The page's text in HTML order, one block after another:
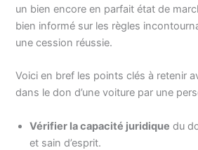
un bien encore en parfait état de
bien informé sur les règles
une cession réussie.
Voici en bref les points clés à retenir
dans le don d’une voiture par une
Vérifier la capacité juridique du
et sain d’esprit.